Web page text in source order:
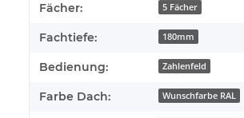
Fächer: 5 Fächer
Fachtiefe: 180mm
Bedienung: Zahlenfeld
Farbe Dach: Wunschfarbe RAL